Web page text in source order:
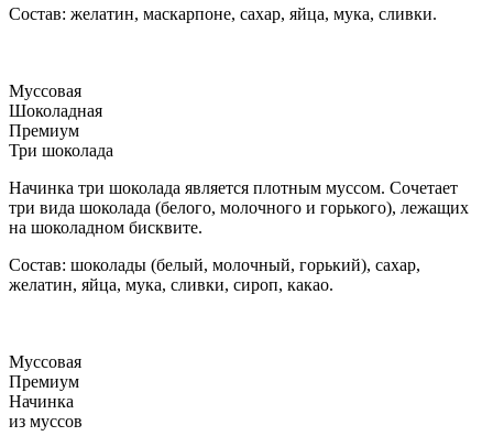
Состав: желатин, маскарпоне, сахар, яйца, мука, сливки.
Муссовая
Шоколадная
Премиум
Три шоколада
Начинка три шоколада является плотным муссом. Сочетает
три вида шоколада (белого, молочного и горького), лежащих
на шоколадном бисквите.
Состав: шоколады (белый, молочный, горький), сахар,
желатин, яйца, мука, сливки, сироп, какао.
Муссовая
Премиум
Начинка
из муссов